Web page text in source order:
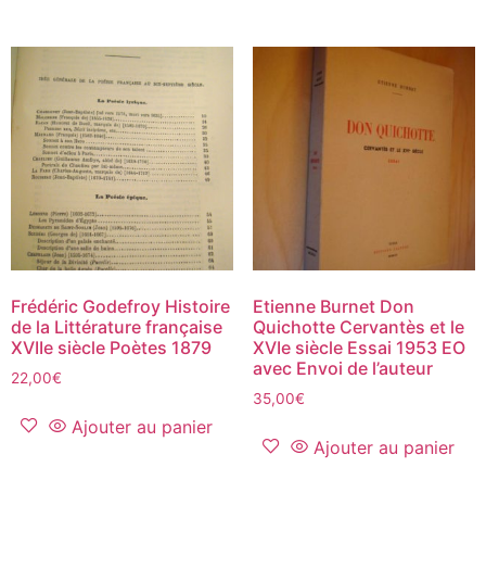
Frédéric Godefroy Histoire
de la Littérature française
XVIIe siècle Poètes 1879
22,00€
Ajouter au panier
Etienne Burnet Don
Quichotte Cervantès et le
XVIe siècle Essai 1953 EO
avec Envoi de l’auteur
35,00€
Ajouter au panier